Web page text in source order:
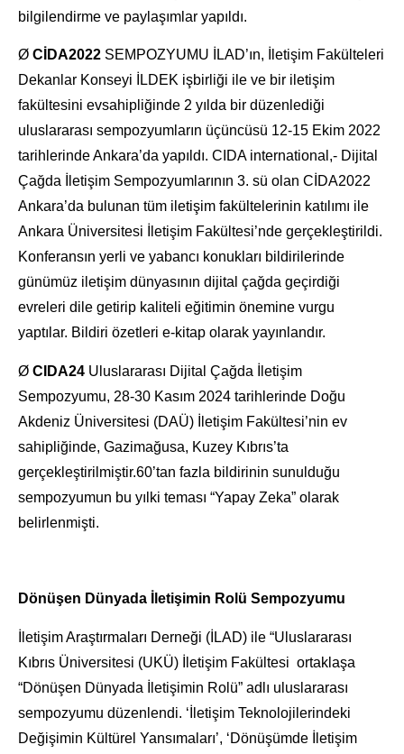
bilgilendirme ve paylaşımlar yapıldı.
Ø CİDA2022 SEMPOZYUMU İLAD’ın, İletişim Fakülteleri
Dekanlar Konseyi İLDEK işbirliği ile ve bir iletişim
fakültesini evsahipliğinde 2 yılda bir düzenlediği
uluslararası sempozyumların üçüncüsü 12-15 Ekim 2022
tarihlerinde Ankara’da yapıldı. CIDA international,- Dijital
Çağda İletişim Sempozyumlarının 3. sü olan CİDA2022
Ankara’da bulunan tüm iletişim fakültelerinin katılımı ile
Ankara Üniversitesi İletişim Fakültesi’nde gerçekleştirildi.
Konferansın yerli ve yabancı konukları bildirilerinde
günümüz iletişim dünyasının dijital çağda geçirdiği
evreleri dile getirip kaliteli eğitimin önemine vurgu
yaptılar. Bildiri özetleri e-kitap olarak yayınlandır.
Ø CIDA24 Uluslararası Dijital Çağda İletişim
Sempozyumu, 28-30 Kasım 2024 tarihlerinde Doğu
Akdeniz Üniversitesi (DAÜ) İletişim Fakültesi’nin ev
sahipliğinde, Gazimağusa, Kuzey Kıbrıs’ta
gerçekleştirilmiştir.60’tan fazla bildirinin sunulduğu
sempozyumun bu yılki teması “Yapay Zeka” olarak
belirlenmişti.
Dönüşen Dünyada İletişimin Rolü Sempozyumu
İletişim Araştırmaları Derneği (İLAD) ile “Uluslararası
Kıbrıs Üniversitesi (UKÜ) İletişim Fakültesi ortaklaşa
“Dönüşen Dünyada İletişimin Rolü” adlı uluslararası
sempozyumu düzenlendi. ‘İletişim Teknolojilerindeki
Değişimin Kültürel Yansımaları’, ‘Dönüşümde İletişim